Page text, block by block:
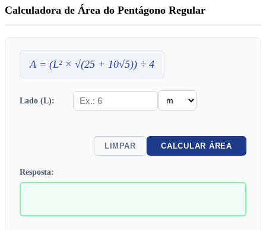
Calculadora de Área do Pentágono Regular
A = (L² × √(25 + 10√5)) ÷ 4
Lado (L):
LIMPAR CALCULAR ÁREA
Resposta: